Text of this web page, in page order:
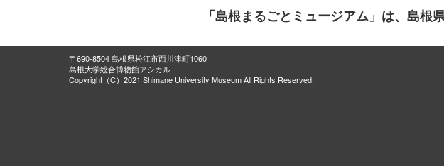
「島根まるごとミュージアム」は、島根
〒690-8504 島根県松江市西川津町1060
島根大学総合博物館アシカル
Copyright（C）2021 Shimane University Museum All Rights Reserved.